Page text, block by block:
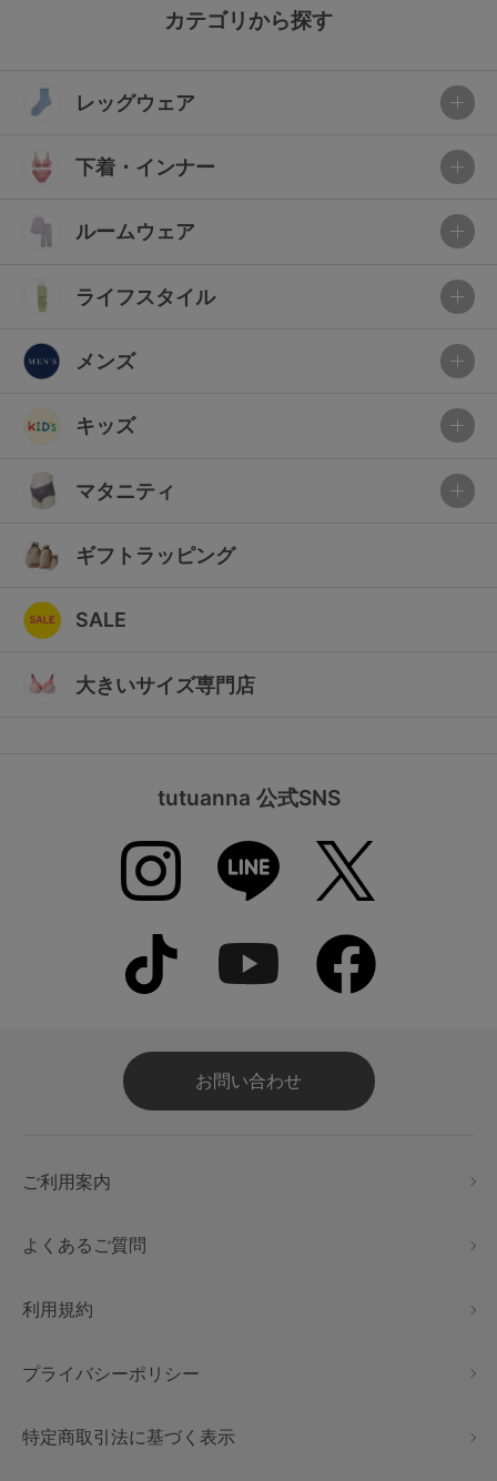
カテゴリから探す
レッグウェア
下着・インナー
ルームウェア
ライフスタイル
メンズ
キッズ
マタニティ
ギフトラッピング
SALE
大きいサイズ専門店
tutuanna 公式SNS
お問い合わせ
ご利用案内
よくあるご質問
利用規約
プライバシーポリシー
特定商取引法に基づく表示